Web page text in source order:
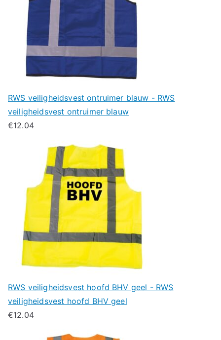
RWS veiligheidsvest ontruimer blauw - RWS
veiligheidsvest ontruimer blauw
€12.04
RWS veiligheidsvest hoofd BHV geel - RWS
veiligheidsvest hoofd BHV geel
€12.04